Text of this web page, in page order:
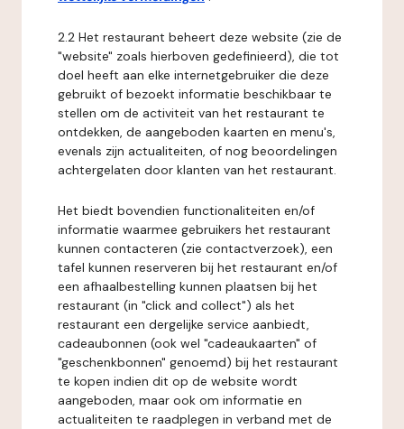
2.2 Het restaurant beheert deze website (zie de
"website" zoals hierboven gedefinieerd), die tot
doel heeft aan elke internetgebruiker die deze
gebruikt of bezoekt informatie beschikbaar te
stellen om de activiteit van het restaurant te
ontdekken, de aangeboden kaarten en menu's,
evenals zijn actualiteiten, of nog beoordelingen
achtergelaten door klanten van het restaurant.
Het biedt bovendien functionaliteiten en/of
informatie waarmee gebruikers het restaurant
kunnen contacteren (zie contactverzoek), een
tafel kunnen reserveren bij het restaurant en/of
een afhaalbestelling kunnen plaatsen bij het
restaurant (in "click and collect") als het
restaurant een dergelijke service aanbiedt,
cadeaubonnen (ook wel "cadeaukaarten" of
"geschenkbonnen" genoemd) bij het restaurant
te kopen indien dit op de website wordt
aangeboden, maar ook om informatie en
actualiteiten te raadplegen in verband met de